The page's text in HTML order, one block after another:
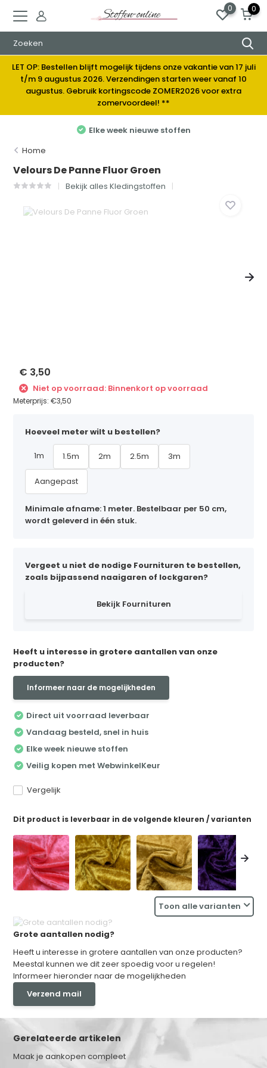
0 0
LET OP: Bestellen blijft mogelijk tijdens onze vakantie van 17 juli
t/m 9 augustus 2026. Verzendingen starten weer vanaf 10
augustus. Gebruik kortingscode ZOMER2026 voor extra
zomervoordeel! **
Elke week nieuwe stoffen
Home
Velours De Panne Fluor Groen
Bekijk alles Kledingstoffen
€ 3,50
Niet op voorraad: Binnenkort op voorraad
Meterprijs:€3,50
Hoeveel meter wilt u bestellen?
1m 1.5m 2m 2.5m 3m
Aangepast
Minimale afname: 1 meter. Bestelbaar per 50 cm,
wordt geleverd in één stuk.
Vergeet u niet de nodige Fournituren te bestellen,
zoals bijpassend naaigaren of lockgaren?
Bekijk Fournituren
Heeft u interesse in grotere aantallen van onze
producten?
Informeer naar de mogelijkheden
Direct uit voorraad leverbaar
Vandaag besteld, snel in huis
Elke week nieuwe stoffen
Veilig kopen met WebwinkelKeur
Vergelijk
Dit product is leverbaar in de volgende kleuren / varianten
Toon alle varianten
Grote aantallen nodig?
Heeft u interesse in grotere aantallen van onze producten?
Meestal kunnen we dit zeer spoedig voor u regelen!
Informeer hieronder naar de mogelijkheden
Verzend mail
Gerelateerde artikelen
Maak je aankopen compleet